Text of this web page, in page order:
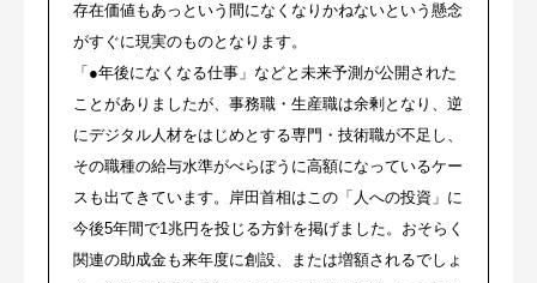
存在価値もあっという間になくなりかねないという懸念
がすぐに現実のものとなります。
「●年後になくなる仕事」などと未来予測が公開された
ことがありましたが、事務職・生産職は余剰となり、逆
にデジタル人材をはじめとする専門・技術職が不足し、
その職種の給与水準がべらぼうに高額になっているケー
スも出てきています。岸田首相はこの「人への投資」に
今後5年間で1兆円を投じる方針を掲げました。おそらく
関連の助成金も来年度に創設、または増額されるでしょ